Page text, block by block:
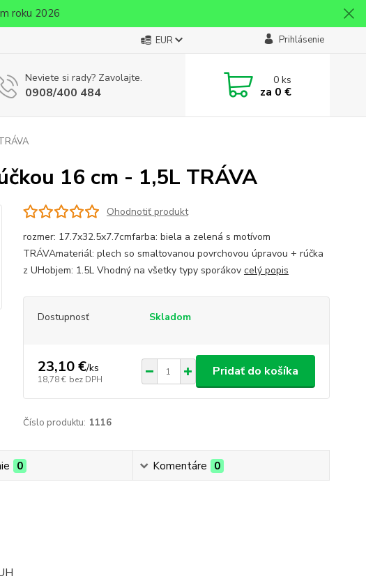
roku 2026
EUR Prihlásenie
Neviete si rady? Zavolajte.
0908/400 484
0ks
za 0 €
16 cm - 1,5L TRÁVA
Ohodnotiť produkt
rozmer: 17.7x32.5x7.7cmfarba: biela a zelená s motívom
TRÁVAmateriál: plech so smaltovanou povrchovou úpravou + rúčka
z UHobjem: 1.5L Vhodný na všetky typy sporákov celý popis
Dostupnosť Skladom
23,10 €/ks
18,78 € bez DPH
Pridať do košíka
Číslo produktu: 1116
0 Komentáre 0